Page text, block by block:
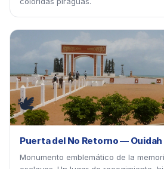
🕊
Puerta del No Retorno — Ouidah
Monumento emblemático de la